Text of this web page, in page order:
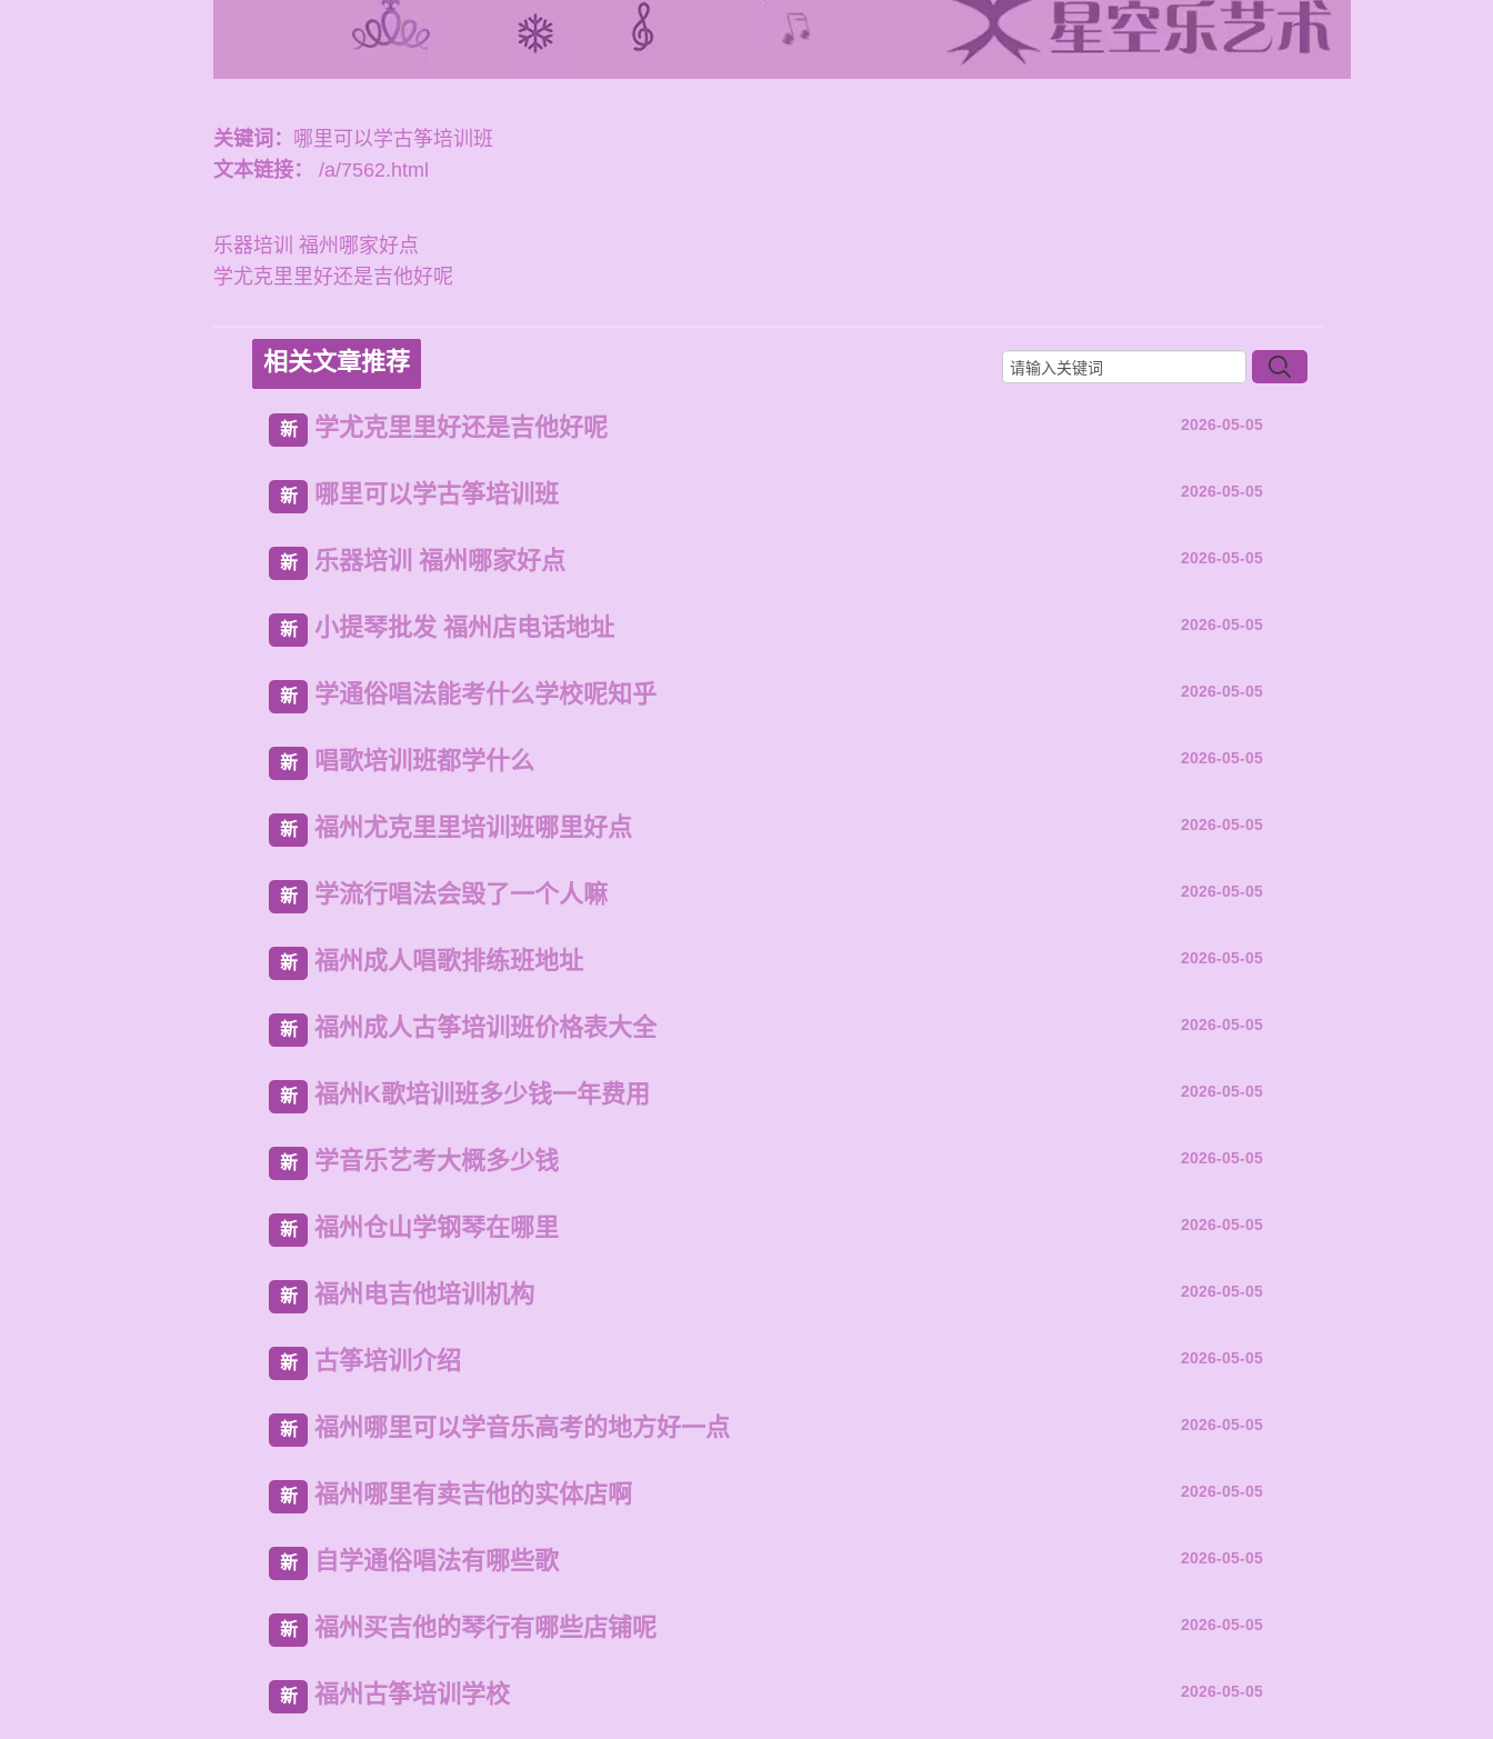
关键词： 哪里可以学古筝培训班
文本链接：
/a/7562.html
乐器培训 福州哪家好点
学尤克里里好还是吉他好呢
相关文章推荐
新 学尤克里里好还是吉他好呢 2026-05-05
新 哪里可以学古筝培训班 2026-05-05
新 乐器培训 福州哪家好点 2026-05-05
新 小提琴批发 福州店电话地址 2026-05-05
新 学通俗唱法能考什么学校呢知乎 2026-05-05
新 唱歌培训班都学什么 2026-05-05
新 福州尤克里里培训班哪里好点 2026-05-05
新 学流行唱法会毁了一个人嘛 2026-05-05
新 福州成人唱歌排练班地址 2026-05-05
新 福州成人古筝培训班价格表大全 2026-05-05
新 福州K歌培训班多少钱一年费用 2026-05-05
新 学音乐艺考大概多少钱 2026-05-05
新 福州仓山学钢琴在哪里 2026-05-05
新 福州电吉他培训机构 2026-05-05
新 古筝培训介绍 2026-05-05
新 福州哪里可以学音乐高考的地方好一点 2026-05-05
新 福州哪里有卖吉他的实体店啊 2026-05-05
新 自学通俗唱法有哪些歌 2026-05-05
新 福州买吉他的琴行有哪些店铺呢 2026-05-05
新 福州古筝培训学校 2026-05-05